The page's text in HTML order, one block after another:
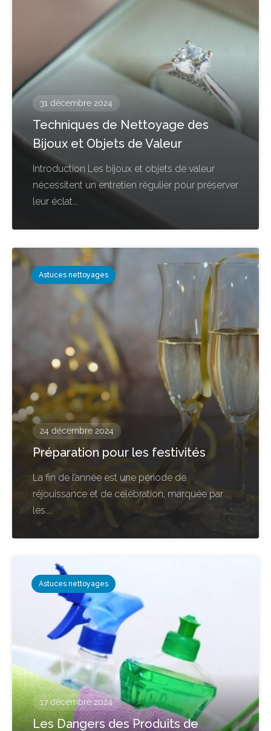
31 décembre 2024
Techniques de Nettoyage des
Bijoux et Objets de Valeur
Introduction Les bijoux et objets de valeur
nécessitent un entretien régulier pour préserver
leur éclat...
Astuces nettoyages
24 décembre 2024
Préparation pour les festivités
La fin de l’année est une période de
réjouissance et de célébration, marquée par
les...
Astuces nettoyages
17 décembre 2024
Les Dangers des Produits de